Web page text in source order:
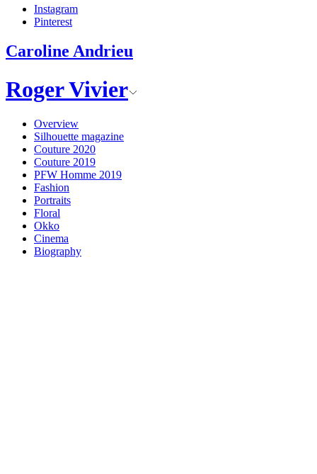
Instagram
Pinterest
Caroline Andrieu
Roger Vivier
Overview
Silhouette magazine
Couture 2020
Couture 2019
PFW Homme 2019
Fashion
Portraits
Floral
Okko
Cinema
Biography